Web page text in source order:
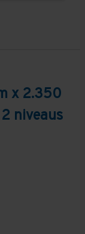
x 2.350
niveaus